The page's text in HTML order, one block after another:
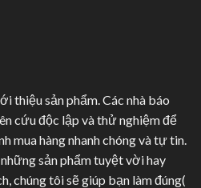
thiệu sản phẩm. Các nhà báo
cứu độc lập và thử nghiệm để
mua hàng nhanh chóng và tự tin.
sản phẩm tuyệt vời hay
chúng tôi sẽ giúp bạn làm đúng(